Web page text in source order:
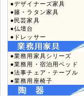
●デザイナーズ家具
●籐・ラタン家具
●民芸家具
●仏壇台
●ドレッサー
●業務用家具シリーズ
●業務用・宿泊用ベッド
●法事チェア・テーブル
●業務用座椅子